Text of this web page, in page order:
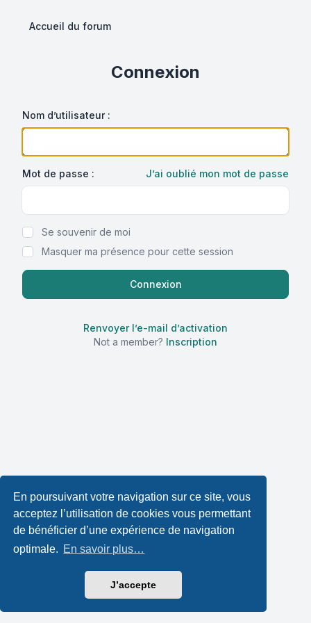
En poursuivant votre navigation sur ce site, vous
acceptez l’utilisation de cookies vous permettant
de bénéficier d’une expérience de navigation
optimale. En savoir plus…
J’accepte
Accueil du forum
Connexion
Nom d’utilisateur :
Mot de passe : J’ai oublié mon mot de passe
Se souvenir de moi
Masquer ma présence pour cette session
Renvoyer l’e-mail d’activation
Not a member? Inscription